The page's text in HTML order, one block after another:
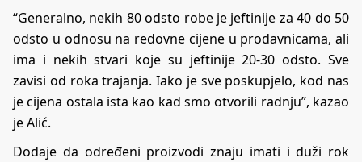
“Generalno, nekih 80 odsto robe je jeftinije za 40 do 50
odsto u odnosu na redovne cijene u prodavnicama, ali
ima i nekih stvari koje su jeftinije 20-30 odsto. Sve
zavisi od roka trajanja. Iako je sve poskupjelo, kod nas
je cijena ostala ista kao kad smo otvorili radnju”, kazao
je Alić.
Dodaje da određeni proizvodi znaju imati i duži rok